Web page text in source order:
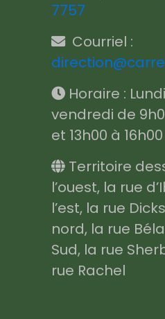
7757
Courriel :
Horaire :
vendredi de
et 13h00 à 16h00
Territoire
l’ouest, la rue
l’est, la rue
nord, la rue
Sud, la rue
rue Rachel